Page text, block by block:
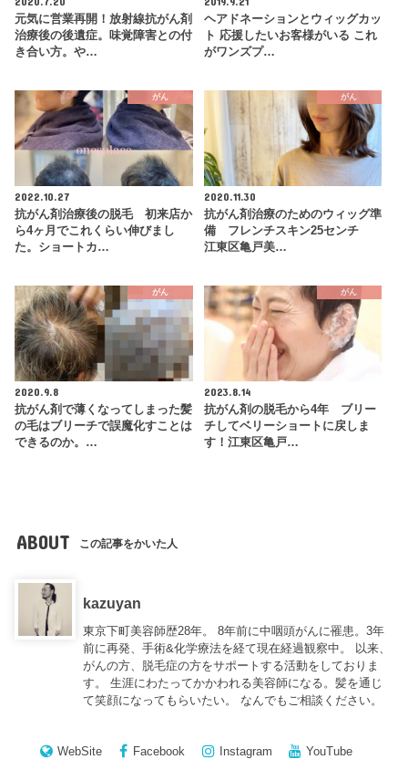
元気に営業再開！放射線抗がん剤
治療後の後遺症。味覚障害との付
き合い方。や…
ヘアドネーションとウィッグカッ
ト 応援したいお客様がいる これ
がワンズプ…
がん
2022.10.27
抗がん剤治療後の脱毛 初来店か
ら4ヶ月でこれくらい伸びまし
た。ショートカ…
がん
2020.11.30
抗がん剤治療のためのウィッグ準
備 フレンチスキン25センチ
江東区亀戸美…
がん
2020.9.8
抗がん剤で薄くなってしまった髪
の毛はブリーチで誤魔化すことは
できるのか。…
がん
2023.8.14
抗がん剤の脱毛から4年 ブリー
チしてベリーショートに戻しま
す！江東区亀戸…
ABOUT この記事をかいた人
kazuyan
東京下町美容師歴28年。 8年前に中咽頭がんに罹患。3年
前に再発、手術&化学療法を経て現在経過観察中。 以来、
がんの方、脱毛症の方をサポートする活動をしておりま
す。 生涯にわたってかかわれる美容師になる。髪を通じ
て笑顔になってもらいたい。 なんでもご相談ください。
WebSite Facebook Instagram YouTube